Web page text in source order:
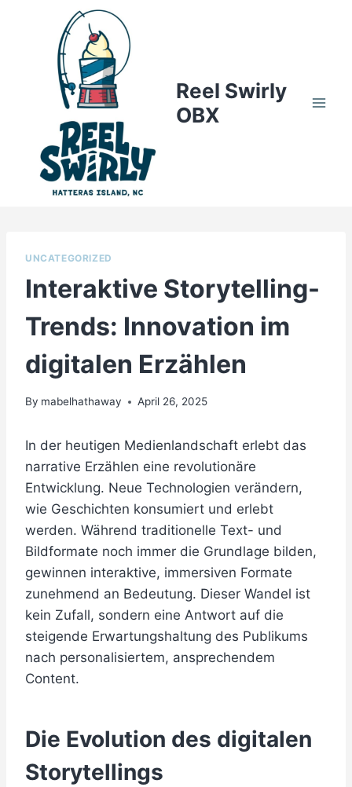
Reel Swirly
OBX
UNCATEGORIZED
Interaktive Storytelling-
Trends: Innovation im
digitalen Erzählen
By mabelhathaway April 26, 2025
In der heutigen Medienlandschaft erlebt das
narrative Erzählen eine revolutionäre
Entwicklung. Neue Technologien verändern,
wie Geschichten konsumiert und erlebt
werden. Während traditionelle Text- und
Bildformate noch immer die Grundlage bilden,
gewinnen interaktive, immersiven Formate
zunehmend an Bedeutung. Dieser Wandel ist
kein Zufall, sondern eine Antwort auf die
steigende Erwartungshaltung des Publikums
nach personalisiertem, ansprechendem
Content.
Die Evolution des digitalen
Storytellings